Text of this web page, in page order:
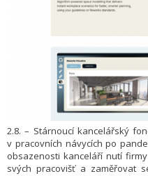
2.8. – Stárnoucí kancelářský
v pracovních návycích po
obsazenosti kanceláří nutí
svých pracovišť a zaměřovat